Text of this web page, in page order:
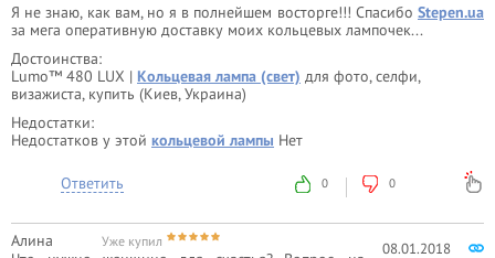
Я не знаю, как вам, но я в полнейшем восторге!!! Спасибо Stepen.ua
за мега оперативную доставку моих кольцевых лампочек...
Достоинства:
Lumo™ 480 LUX | Кольцевая лампа (свет) для фото, селфи,
визажиста, купить (Киев, Украина)
Недостатки:
Недостатков у этой кольцевой лампы Нет
Ответить 0 0
08.01.2018
Алина Уже купил